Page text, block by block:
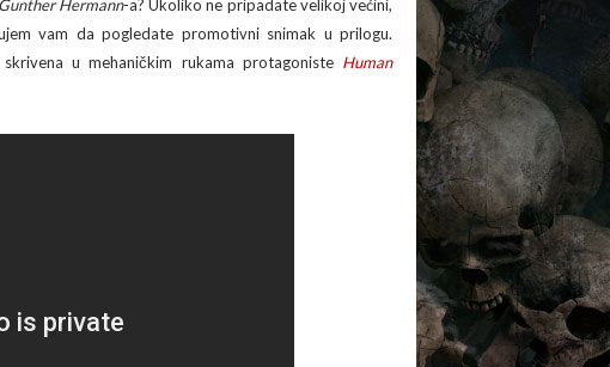
Gunther Hermann-a? Ukoliko ne pripadate velikoj većini,
vam da pogledate promotivni snimak u prilogu.
u mehaničkim rukama protagoniste Human